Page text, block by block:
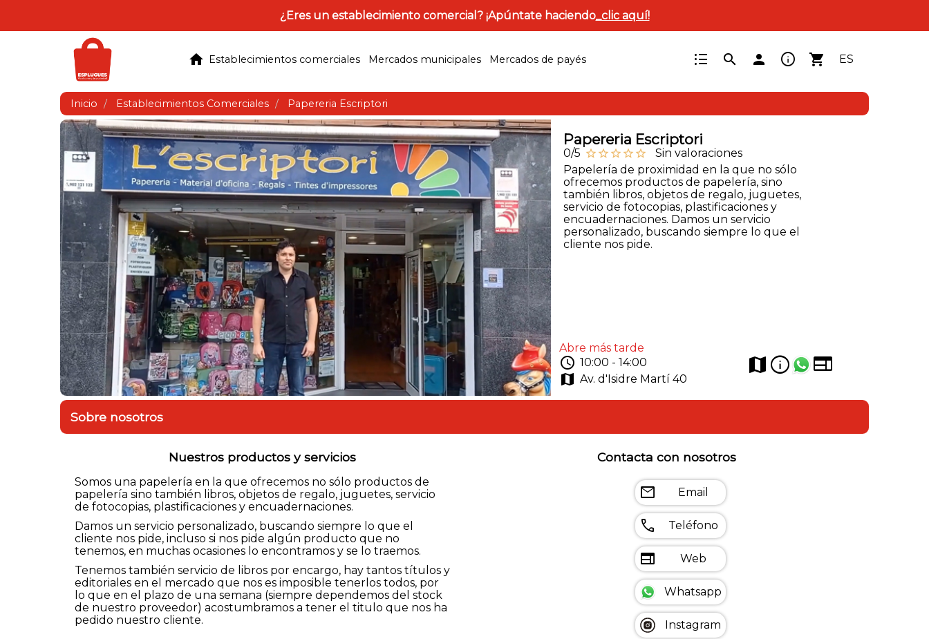
¿Eres un establecimiento comercial? ¡Apúntate haciendo_clic aquí!
home Establecimientos comerciales Mercados municipales Mercados de payés format_list_bulleted search person info shopping_cart ES
Inicio Establecimientos Comerciales Papereria Escriptori
Papereria Escriptori
0/5 star_outline star_outline star_outline star_outline star_outline
Sin valoraciones
Papelería de proximidad en la que no sólo
ofrecemos productos de papelería, sino
también libros, objetos de regalo, juguetes,
servicio de fotocopias, plastificaciones y
encuadernaciones. Damos un servicio
personalizado, buscando siempre lo que el
cliente nos pide.
Abre más tarde
schedule 10:00 - 14:00
map Av. d'Isidre Martí 40
map info web
Sobre nosotros
Nuestros productos y servicios
Somos una papelería en la que ofrecemos no sólo productos de
papelería sino también libros, objetos de regalo, juguetes, servicio
de fotocopias, plastificaciones y encuadernaciones.
Damos un servicio personalizado, buscando siempre lo que el
cliente nos pide, incluso si nos pide algún producto que no
tenemos, en muchas ocasiones lo encontramos y se lo traemos.
Tenemos también servicio de libros por encargo, hay tantos títulos y
editoriales en el mercado que nos es imposible tenerlos todos, por
lo que en el plazo de una semana (siempre dependemos del stock
de nuestro proveedor) acostumbramos a tener el titulo que nos ha
pedido nuestro cliente.
Contacta con nosotros
mail Email
call Teléfono
web Web
Whatsapp
Instagram